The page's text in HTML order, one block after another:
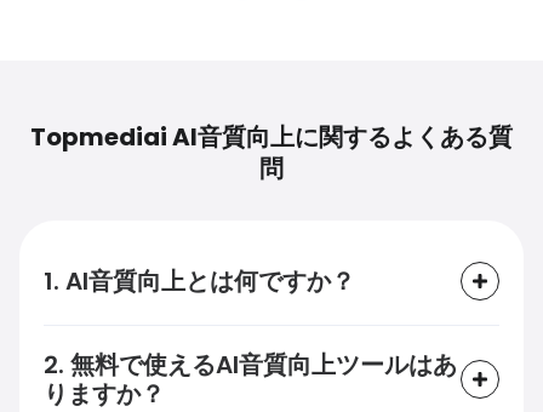
Topmediai AI音質向上に関するよくある質
問
1. AI音質向上とは何ですか？
2. 無料で使えるAI音質向上ツールはあ
りますか？